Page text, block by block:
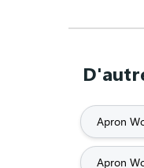
Apron
Apron